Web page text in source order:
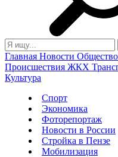
Главная Новости Общество
Происшествия ЖКХ
Культура
Спорт
Экономика
Фоторепортаж
Новости в России
Стройка в Пензе
Мобилизация